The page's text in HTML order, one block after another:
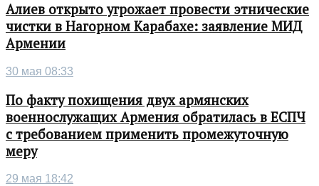
Алиев открыто угрожает провести этнические
чистки в Нагорном Карабахе: заявление МИД
Армении
30 мая 08:33
По факту похищения двух армянских
военнослужащих Армения обратилась в ЕСПЧ
с требованием применить промежуточную
меру
29 мая 18:42